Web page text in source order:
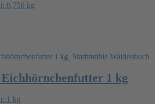
0,750 kg
1 kg
1 kg